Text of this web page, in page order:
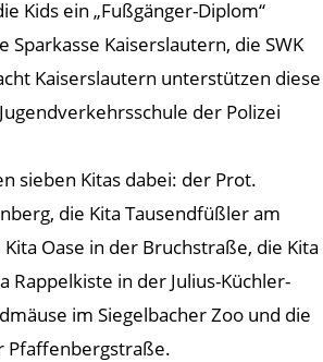
Kids ein „Fußgänger-Diplom“
Sparkasse Kaiserslautern, die SWK
Kaiserslautern unterstützen diese
der Polizei
sieben Kitas dabei: der Prot.
die Kita Tausendfüßler am
Oase in der Bruchstraße, die Kita
Rappelkiste in der Julius-Küchler-
im Siegelbacher Zoo und die
Pfaffenbergstraße.